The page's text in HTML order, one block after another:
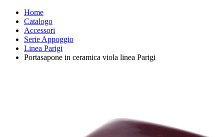
Home
Catalogo
Accessori
Serie Appoggio
Linea Parigi
Portasapone in ceramica viola linea Parigi